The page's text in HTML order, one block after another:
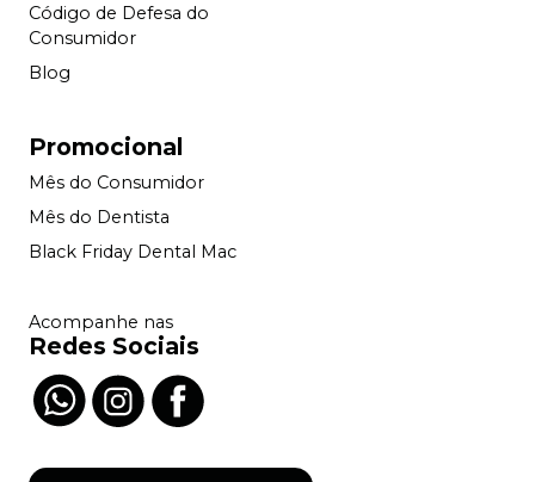
Código de Defesa do
Consumidor
Blog
Promocional
Mês do Consumidor
Mês do Dentista
Black Friday Dental Mac
Acompanhe nas
Redes Sociais